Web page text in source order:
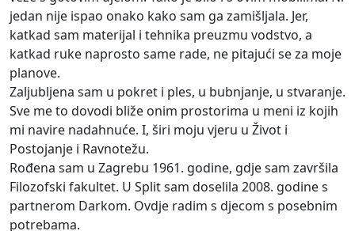
jedan nije ispao onako kako sam ga zamišljala. Jer,
katkad sam materijal i tehnika preuzmu vodstvo, a
katkad ruke naprosto same rade, ne pitajući se za moje
planove.
Zaljubljena sam u pokret i ples, u bubnjanje, u stvaranje.
Sve me to dovodi bliže onim prostorima u meni iz kojih
mi navire nadahnuće. I, širi moju vjeru u Život i
Postojanje i Ravnotežu.
Rođena sam u Zagrebu 1961. godine, gdje sam završila
Filozofski fakultet. U Split sam doselila 2008. godine s
partnerom Darkom. Ovdje radim s djecom s posebnim
potrebama.